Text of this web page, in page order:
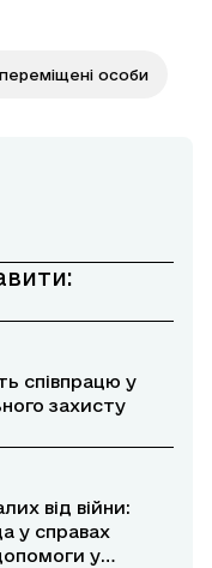
особи
співпрацю у
захисту
від війни:
у справах
у